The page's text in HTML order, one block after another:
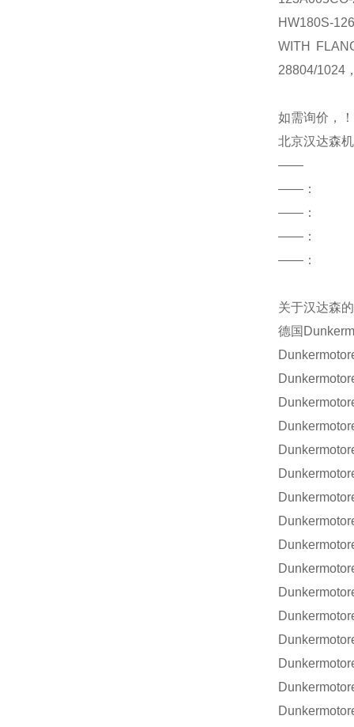
HW180S-
WITH
28804/1024
如需询价，！
北京汉达森
——
——：
——：
——：
——：
关于汉达森
德国